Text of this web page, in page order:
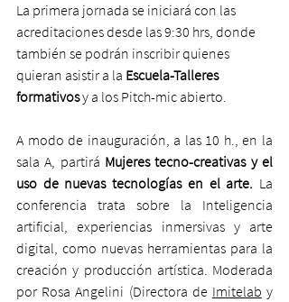
La primera jornada se iniciará con las
acreditaciones desde las 9:30 hrs, donde
también se podrán inscribir quienes
quieran asistir a la Escuela-Talleres
formativos y a los Pitch-mic abierto.
A modo de inauguración, a las 10 h., en la
sala A, partirá Mujeres tecno-creativas y el
uso de nuevas tecnologías en el arte. La
conferencia trata sobre la Inteligencia
artificial, experiencias inmersivas y arte
digital, como nuevas herramientas para la
creación y producción artística. Moderada
por Rosa Angelini (Directora de Imitelab y